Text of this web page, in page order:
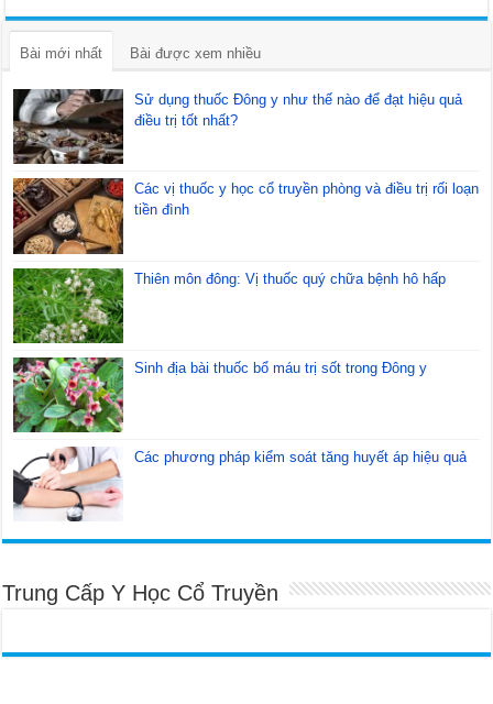
Bài mới nhất Bài được xem nhiều
Sử dụng thuốc Đông y như thế nào để đạt hiệu quả
điều trị tốt nhất?
Các vị thuốc y học cổ truyền phòng và điều trị rối loạn
tiền đình
Thiên môn đông: Vị thuốc quý chữa bệnh hô hấp
Sinh địa bài thuốc bổ máu trị sốt trong Đông y
Các phương pháp kiểm soát tăng huyết áp hiệu quả
Trung Cấp Y Học Cổ Truyền